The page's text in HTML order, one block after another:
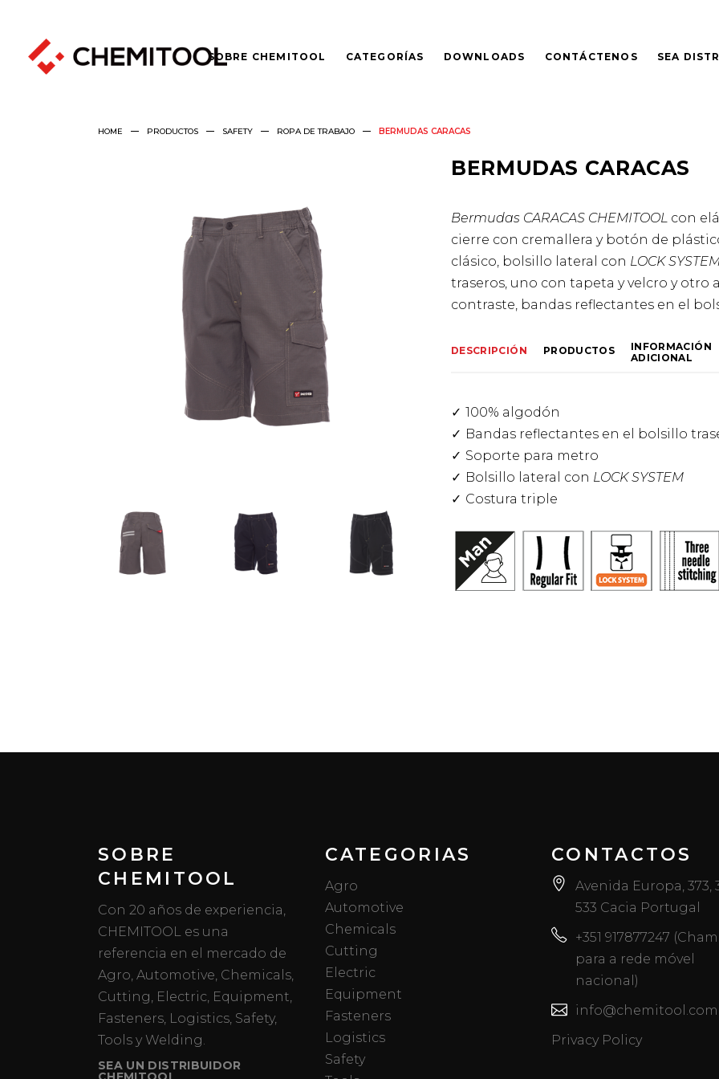
SOBRE CHEMITOOL CATEGORÍAS DOWNLOADS CONTÁCTENOS SEA
HOME PRODUCTOS SAFETY ROPA DE TRABAJO BERMUDAS CARACAS
BERMUDAS CARACAS
Bermudas CARACAS CHEMITOOL con
cierre con cremallera y botón de
clásico, bolsillo lateral con LOCK
traseros, uno con tapeta y velcro y
contraste, bandas reflectantes en el
DESCRIPCIÓN
INFORMACIÓN
ADICIONAL
PRODUCTOS
100% algodón
Bandas reflectantes en el bolsillo
Soporte para metro
Bolsillo lateral con LOCK SYSTEM
Costura triple
SOBRE
CHEMITOOL
Con 20 años de experiencia,
CHEMITOOL es una
referencia en el mercado de
Agro, Automotive, Chemicals,
Cutting, Electric, Equipment,
Fasteners, Logistics, Safety,
Tools y Welding.
SEA UN DISTRIBUIDOR
CATEGORIAS
Agro
Automotive
Chemicals
Cutting
Electric
Equipment
Fasteners
Logistics
Safety
CONTACTOS
Avenida Europa, 373,
533 Cacia Portugal
+351 917877247
para a rede móvel
nacional)
info@chemitool.com
Privacy Policy